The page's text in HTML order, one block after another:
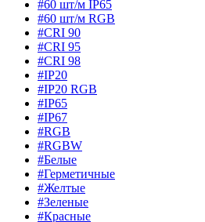
#60 шт/м IP65
#60 шт/м RGB
#CRI 90
#CRI 95
#CRI 98
#IP20
#IP20 RGB
#IP65
#IP67
#RGB
#RGBW
#Белые
#Герметичные
#Желтые
#Зеленые
#Красные